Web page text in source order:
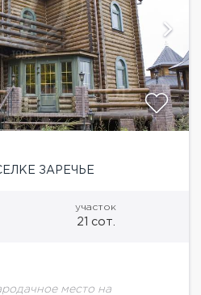
ЗАРЕЧЬЕ
участок
21 сот.
место на